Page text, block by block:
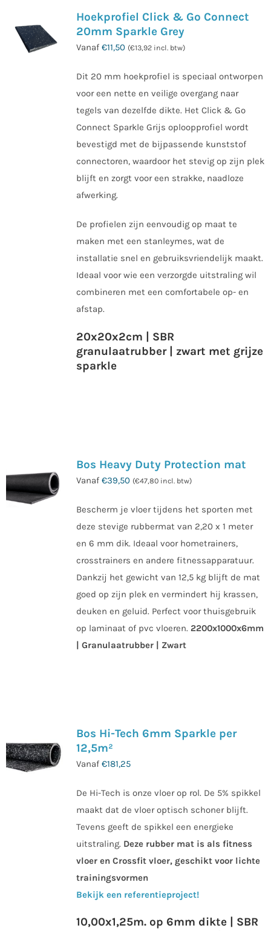
Hoekprofiel Click & Go Connect
20mm Sparkle Grey
Vanaf €11,50 (€13,92incl. btw)
Dit 20 mm hoekprofiel is speciaal ontworpen
voor een nette en veilige overgang naar
tegels van dezelfde dikte. Het Click & Go
Connect Sparkle Grijs oploopprofiel wordt
bevestigd met de bijpassende kunststof
connectoren, waardoor het stevig op zijn plek
blijft en zorgt voor een strakke, naadloze
afwerking.
De profielen zijn eenvoudig op maat te
maken met een stanleymes, wat de
installatie snel en gebruiksvriendelijk maakt.
Ideaal voor wie een verzorgde uitstraling wil
combineren met een comfortabele op- en
afstap.
20x20x2cm | SBR
granulaatrubber | zwart met grijze
sparkle
Bos Heavy Duty Protection mat
Vanaf €39,50 (€47,80incl. btw)
Bescherm je vloer tijdens het sporten met
deze stevige rubbermat van 2,20 x 1 meter
en 6 mm dik. Ideaal voor hometrainers,
crosstrainers en andere fitnessapparatuur.
Dankzij het gewicht van 12,5 kg blijft de mat
goed op zijn plek en vermindert hij krassen,
deuken en geluid. Perfect voor thuisgebruik
op laminaat of pvc vloeren. 2200x1000x6mm
| Granulaatrubber | Zwart
Bos Hi-Tech 6mm Sparkle per
12,5m²
Vanaf €181,25
De Hi-Tech is onze vloer op rol. De 5% spikkel
maakt dat de vloer optisch schoner blijft.
Tevens geeft de spikkel een energieke
uitstraling. Deze rubber mat is als fitness
vloer en Crossfit vloer, geschikt voor lichte
trainingsvormen
Bekijk een referentieproject!
10,00x1,25m. op 6mm dikte | SBR